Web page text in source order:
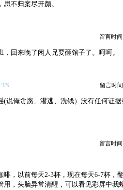
思不归案尽开颜。
留言时间
，回来晚了闲人兄要砸馆子了。呵呵。
留言时
(说俺贪腐、潜逃、洗钱）没有任何证
留言时间
啡，以前每天2-3杯，现在每天6-7杯，
用，头脑异常清醒，可以看见彩屏中我